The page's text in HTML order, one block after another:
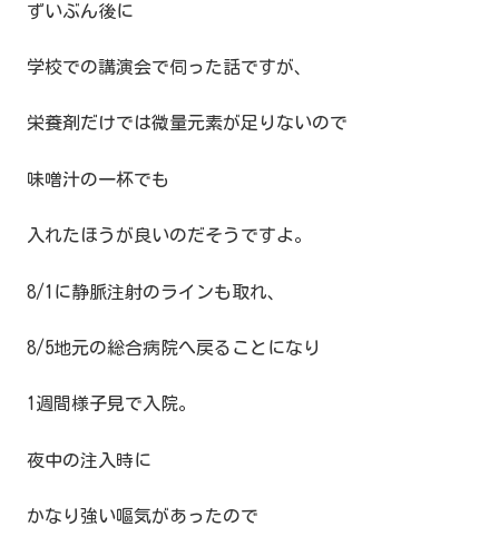
ずいぶん後に
学校での講演会で伺った話ですが、
栄養剤だけでは微量元素が足りないので
味噌汁の一杯でも
入れたほうが良いのだそうですよ。
8/1に静脈注射のラインも取れ、
8/5地元の総合病院へ戻ることになり
1週間様子見で入院。
夜中の注入時に
かなり強い嘔気があったので